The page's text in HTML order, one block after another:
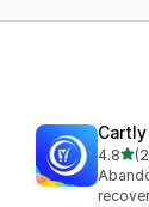
4.8별
총 리뷰